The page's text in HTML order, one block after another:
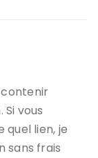
vous
lien, je
sans frais